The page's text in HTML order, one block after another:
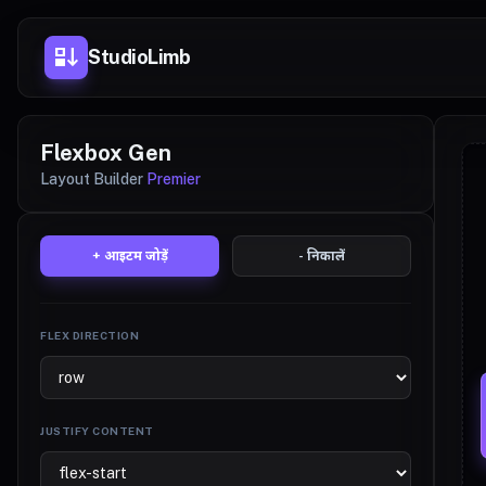
flex_direction StudioLimb
Flexbox Gen
Layout Builder Premier
+ आइटम जोड़ें - निकालें
FLEX DIRECTION
JUSTIFY CONTENT